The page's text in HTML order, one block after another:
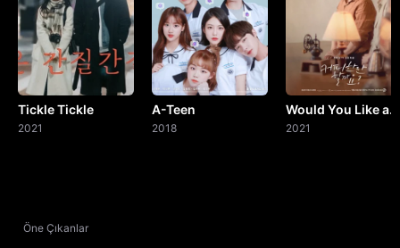
Tickle Tickle
2021
A-Teen
2018
Would You Like a
Cup of Coffee?
2021
Öne Çıkanlar